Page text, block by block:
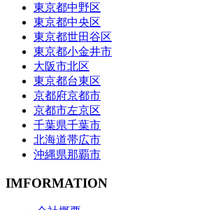
東京都中野区
東京都中央区
東京都世田谷区
東京都小金井市
大阪市北区
東京都台東区
京都府京都市
京都市左京区
千葉県千葉市
北海道帯広市
沖縄県那覇市
IMFORMATION